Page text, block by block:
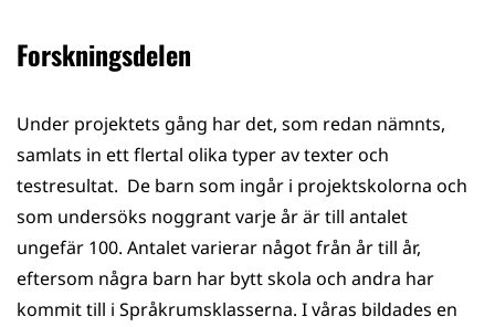
Forskningsdelen
Under projektets gång har det, som redan nämnts,
samlats in ett flertal olika typer av texter och
testresultat. De barn som ingår i projektskolorna och
som undersöks noggrant varje år är till antalet
ungefär 100. Antalet varierar något från år till år,
eftersom några barn har bytt skola och andra har
kommit till i Språkrumsklasserna. I våras bildades en